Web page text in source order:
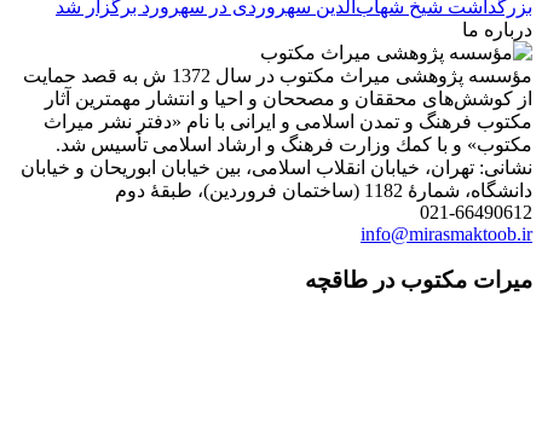
بزرگداشت شیخ شهاب‌الدین سهروردی در سهرورد برگزار شد
درباره ما
مؤسسه پژوهشی میراث مكتوب در سال 1372 ش به قصد حمایت
از كوشش‌های محققان و مصححان و احیا و انتشار مهمترین آثار
مكتوب فرهنگ و تمدن اسلامی و ایرانی با نام «دفتر نشر میراث
مكتوب» و با كمك وزارت فرهنگ و ارشاد اسلامی تأسیس شد.
نشانی: تهران، خیابان انقلاب اسلامی، بین خیابان ابوریحان و خیابان
دانشگاه، شمارۀ 1182 (ساختمان فروردین)، طبقۀ دوم
021-66490612
info@mirasmaktoob.ir
میرات مکتوب در طاقچه